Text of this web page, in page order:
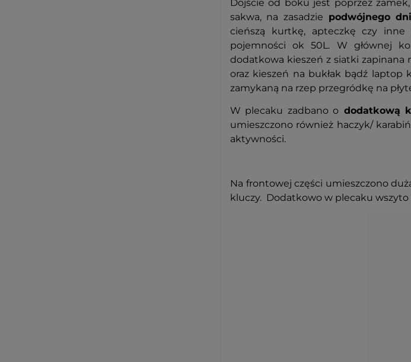
Dojście od boku jest poprzez
sakwa, na zasadzie podwójnego
cieńszą kurtkę, apteczkę czy inne
pojemności ok 50L. W głównej
dodatkowa kieszeń z siatki
oraz kieszeń na bukłak bądź
zamykaną na rzep przegródkę na
W plecaku zadbano o dodatkową
umieszczono również haczyk/
aktywności.
Na frontowej części umieszczono
kluczy. Dodatkowo w plecaku wszyto